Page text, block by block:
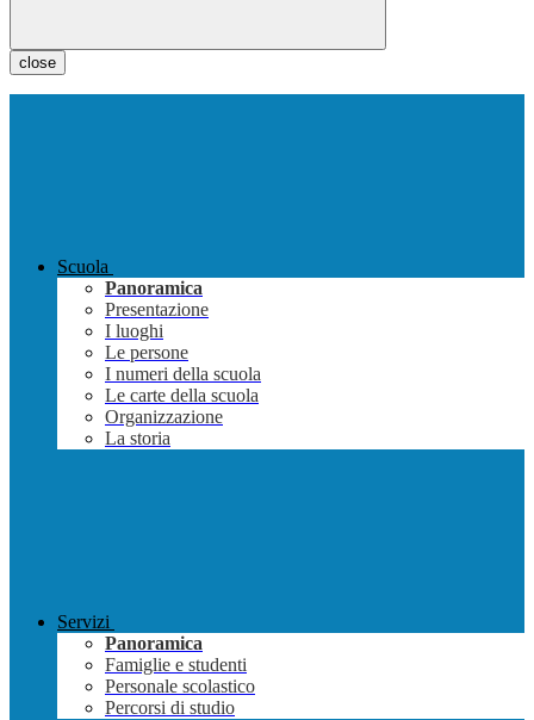
close
Scuola
Panoramica
Presentazione
I luoghi
Le persone
I numeri della scuola
Le carte della scuola
Organizzazione
La storia
Servizi
Panoramica
Famiglie e studenti
Personale scolastico
Percorsi di studio